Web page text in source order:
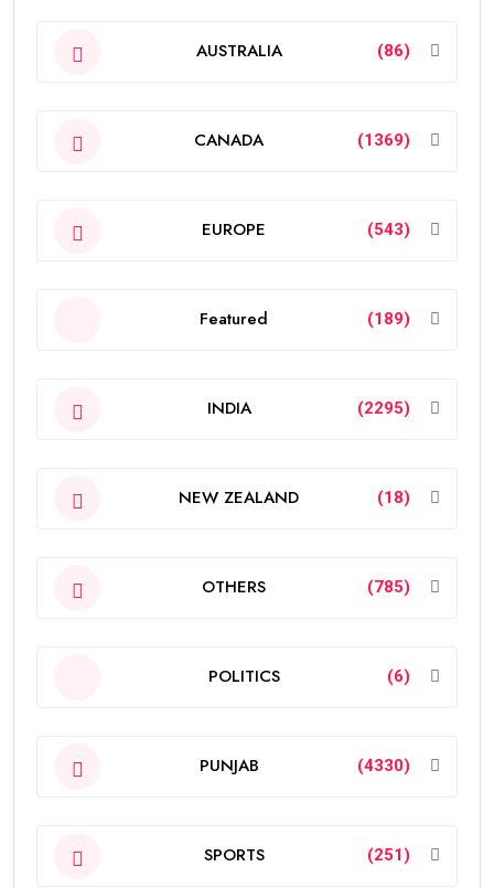
AUSTRALIA (86)
CANADA (1369)
EUROPE (543)
Featured (189)
INDIA (2295)
NEW ZEALAND (18)
OTHERS (785)
POLITICS (6)
PUNJAB (4330)
SPORTS (251)